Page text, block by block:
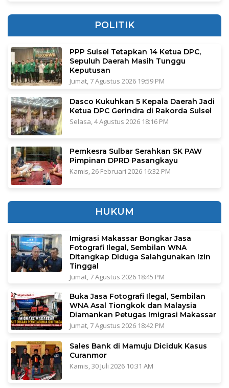
POLITIK
PPP Sulsel Tetapkan 14 Ketua DPC,
Sepuluh Daerah Masih Tunggu
Keputusan
Jumat, 7 Agustus 2026 19:59 PM
Dasco Kukuhkan 5 Kepala Daerah Jadi
Ketua DPC Gerindra di Rakorda Sulsel
Selasa, 4 Agustus 2026 18:16 PM
Pemkesra Sulbar Serahkan SK PAW
Pimpinan DPRD Pasangkayu
Kamis, 26 Februari 2026 16:32 PM
HUKUM
Imigrasi Makassar Bongkar Jasa
Fotografi Ilegal, Sembilan WNA
Ditangkap Diduga Salahgunakan Izin
Tinggal
Jumat, 7 Agustus 2026 18:45 PM
Buka Jasa Fotografi Ilegal, Sembilan
WNA Asal Tiongkok dan Malaysia
Diamankan Petugas Imigrasi Makassar
Jumat, 7 Agustus 2026 18:42 PM
Sales Bank di Mamuju Diciduk Kasus
Curanmor
Kamis, 30 Juli 2026 10:31 AM